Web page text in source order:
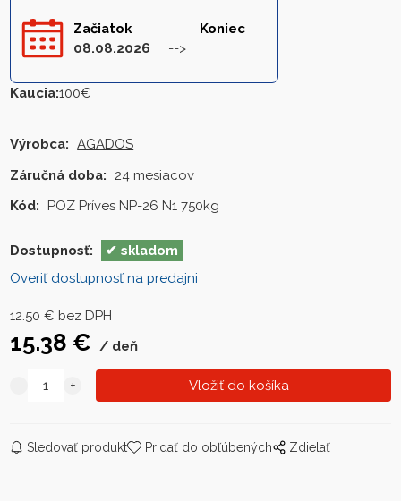
Začiatok
08.08.2026
Koniec
Kaucia:100€
Výrobca: AGADOS
Záručná doba:
24 mesiacov
Kód:
POZ Príves NP-26 N1 750kg
Dostupnosť:
skladom
Overiť dostupnosť na predajni
12.50 € bez DPH
15.38 € deň
Sledovať produkt Pridať do obľúbených Zdielať